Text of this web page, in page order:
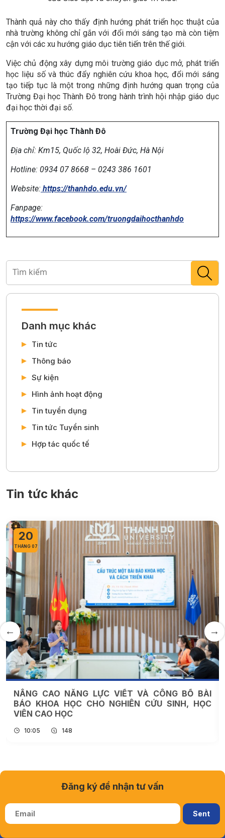
Thành quả này cho thấy định hướng phát triển học thuật của
nhà trường không chỉ gắn với đổi mới sáng tạo mà còn tiệm
cận với các xu hướng giáo dục tiên tiến trên thế giới.
Việc chủ động xây dựng môi trường giáo dục mở, phát triển
học liệu số và thúc đẩy nghiên cứu khoa học, đổi mới sáng
tạo tiếp tục là một trong những định hướng quan trọng của
Trường Đại học Thành Đô trong hành trình hội nhập giáo dục
đại học thời đại số.
Trường Đại học Thành Đô
Địa chỉ: Km15, Quốc lộ 32, Hoài Đức, Hà Nội
Hotline: 0934 07 8668 – 0243 386 1601
Website: https://thanhdo.edu.vn/
Fanpage:
https://www.facebook.com/truongdaihocthanhdo
Danh mục khác
Tin tức
Thông báo
Sự kiện
Hình ảnh hoạt động
Tin tuyển dụng
Tin tức Tuyển sinh
Hợp tác quốc tế
Tin tức khác
20
THÁNG 07
NÂNG CAO NĂNG LỰC VIẾT VÀ CÔNG BỐ BÀI
BÁO KHOA HỌC CHO NGHIÊN CỨU SINH, HỌC
VIÊN CAO HỌC
10:05 148
Đăng ký để nhận tư vấn